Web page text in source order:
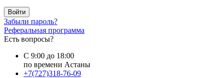
Войти
Забыли пароль?
Реферальная программа
Есть вопросы?
С 9:00 до 18:00
по времени Астаны
+7(727)318-76-09